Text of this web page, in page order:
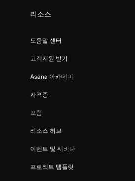
리소스
도움말 센터
고객지원 받기
Asana 아카데미
자격증
포럼
리소스 허브
이벤트 및 웨비나
프로젝트 템플릿